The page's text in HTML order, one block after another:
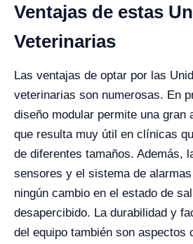
Ventajas de estas
Veterinarias
Las ventajas de optar por las
veterinarias son numerosas. En
diseño modular permite una gran
que resulta muy útil en clínicas
de diferentes tamaños. Además,
sensores y el sistema de
ningún cambio en el estado de
desapercibido. La durabilidad y
del equipo también son aspectos